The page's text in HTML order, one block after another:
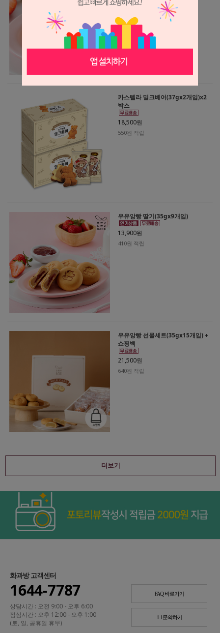
580원 적립
카스텔라 밀크베어(37gx2개입)x2
박스
18,500원
550원 적립
우유앙빵 딸기(35gx9개입)
13,900원
410원 적립
우유앙빵 선물세트(35gx15개입) +
쇼핑백
21,500원
640원 적립
더보기
화과방 고객센터
1644-7787
상담시간 : 오전 9:00 - 오후 6:00
점심시간 : 오후 12:00 - 오후 1:00
(토, 일, 공휴일 휴무)
FAQ 바로가기
1:1문의하기